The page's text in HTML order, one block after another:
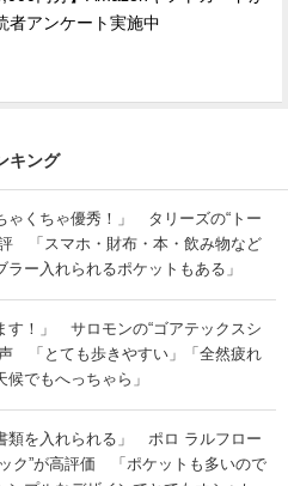
者アンケート実施中
キング
ゃくちゃ優秀！」 タリーズの“トー
評 「スマホ・財布・本・飲み物など
ラー入れられるポケットもある」
す！」 サロモンの“ゴアテックスシ
声 「とても歩きやすい」「全然疲れ
でもへっちゃら」
類を入れられる」 ポロ ラルフロー
ク”が高評価 「ポケットも多いので